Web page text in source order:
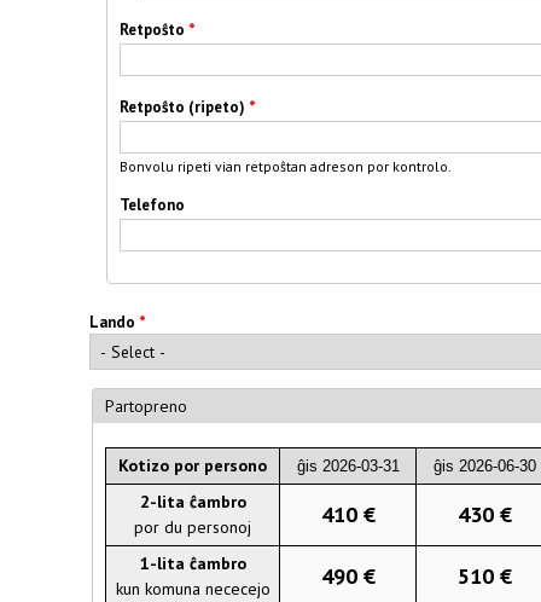
Retpoŝto *
Retpoŝto (ripeto) *
Bonvolu ripeti vian retpoŝtan adreson por kontrolo.
Telefono
Lando *
Partopreno
Kotizo por persono ĝis 2026-03-31 ĝis 2026-06-30
2-lita ĉambro
por du personoj
410 € 430 €
1-lita ĉambro
kun komuna nececejo
490 € 510 €